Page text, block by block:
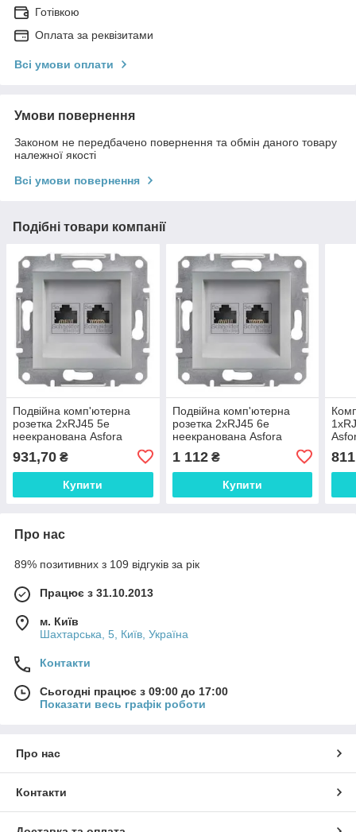
Готівкою
Оплата за реквізитами
Всі умови оплати
Умови повернення
Законом не передбачено повернення та обмін даного товару
належної якості
Всі умови повернення
Подібні товари компанії
Подвійна комп'ютерна
розетка 2xRJ45 5e
неекранована Asfora
931,70 ₴
Купити
Подвійна комп'ютерна
розетка 2xRJ45 6e
неекранована Asfora
1 112₴
Купити
Про нас
89% позитивних з 109 відгуків за рік
Працює з 31.10.2013
м. Київ
Шахтарська, 5, Київ, Україна
Контакти
Сьогодні працює з 09:00 до 17:00
Показати весь графік роботи
Про нас
Контакти